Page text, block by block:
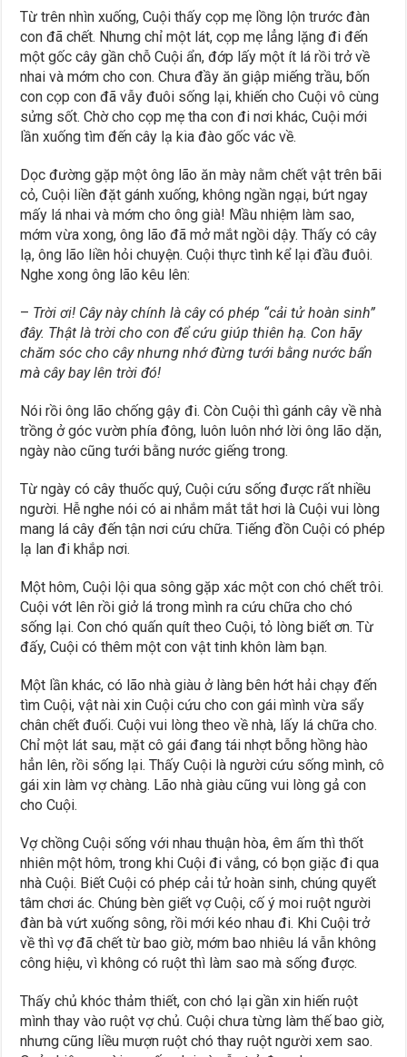
Từ trên nhìn xuống, Cuội thấy cọp mẹ lồng lộn trước đàn
con đã chết. Nhưng chỉ một lát, cọp mẹ lẳng lặng đi đến
một gốc cây gần chỗ Cuội ẩn, đớp lấy một ít lá rồi trở về
nhai và mớm cho con. Chưa đầy ăn giập miếng trầu, bốn
con cọp con đã vẫy đuôi sống lại, khiến cho Cuội vô cùng
sửng sốt. Chờ cho cọp mẹ tha con đi nơi khác, Cuội mới
lần xuống tìm đến cây lạ kia đào gốc vác về.
Dọc đường gặp một ông lão ăn mày nằm chết vật trên bãi
cỏ, Cuội liền đặt gánh xuống, không ngần ngại, bứt ngay
mấy lá nhai và mớm cho ông già! Mầu nhiệm làm sao,
mớm vừa xong, ông lão đã mở mắt ngồi dậy. Thấy có cây
lạ, ông lão liền hỏi chuyện. Cuội thực tình kể lại đầu đuôi.
Nghe xong ông lão kêu lên:
– Trời ơi! Cây này chính là cây có phép “cải tử hoàn sinh”
đây. Thật là trời cho con để cứu giúp thiên hạ. Con hãy
chăm sóc cho cây nhưng nhớ đừng tưới bằng nước bẩn
mà cây bay lên trời đó!
Nói rồi ông lão chống gậy đi. Còn Cuội thì gánh cây về nhà
trồng ở góc vườn phía đông, luôn luôn nhớ lời ông lão dặn,
ngày nào cũng tưới bằng nước giếng trong.
Từ ngày có cây thuốc quý, Cuội cứu sống được rất nhiều
người. Hễ nghe nói có ai nhắm mắt tắt hơi là Cuội vui lòng
mang lá cây đến tận nơi cứu chữa. Tiếng đồn Cuội có phép
lạ lan đi khắp nơi.
Một hôm, Cuội lội qua sông gặp xác một con chó chết trôi.
Cuội vớt lên rồi giở lá trong mình ra cứu chữa cho chó
sống lại. Con chó quấn quít theo Cuội, tỏ lòng biết ơn. Từ
đấy, Cuội có thêm một con vật tinh khôn làm bạn.
Một lần khác, có lão nhà giàu ở làng bên hớt hải chạy đến
tìm Cuội, vật nài xin Cuội cứu cho con gái mình vừa sẩy
chân chết đuối. Cuội vui lòng theo về nhà, lấy lá chữa cho.
Chỉ một lát sau, mặt cô gái đang tái nhợt bỗng hồng hào
hẳn lên, rồi sống lại. Thấy Cuội là người cứu sống mình, cô
gái xin làm vợ chàng. Lão nhà giàu cũng vui lòng gả con
cho Cuội.
Vợ chồng Cuội sống với nhau thuận hòa, êm ấm thì thốt
nhiên một hôm, trong khi Cuội đi vắng, có bọn giặc đi qua
nhà Cuội. Biết Cuội có phép cải tử hoàn sinh, chúng quyết
tâm chơi ác. Chúng bèn giết vợ Cuội, cố ý moi ruột người
đàn bà vứt xuống sông, rồi mới kéo nhau đi. Khi Cuội trở
về thì vợ đã chết từ bao giờ, mớm bao nhiêu lá vẫn không
công hiệu, vì không có ruột thì làm sao mà sống được.
Thấy chủ khóc thảm thiết, con chó lại gần xin hiến ruột
mình thay vào ruột vợ chủ. Cuội chưa từng làm thế bao giờ,
nhưng cũng liều mượn ruột chó thay ruột người xem sao.